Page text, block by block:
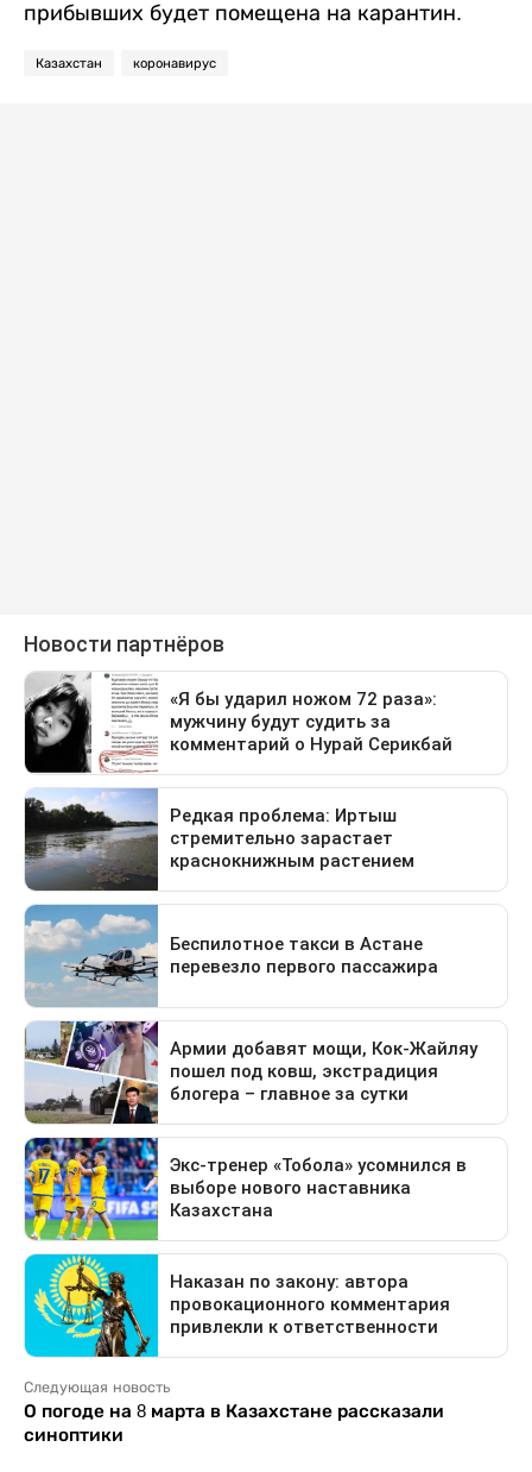
прибывших будет помещена на карантин.
Казахстан коронавирус
Следующая новость
О погоде на 8 марта в Казахстане рассказали
синоптики